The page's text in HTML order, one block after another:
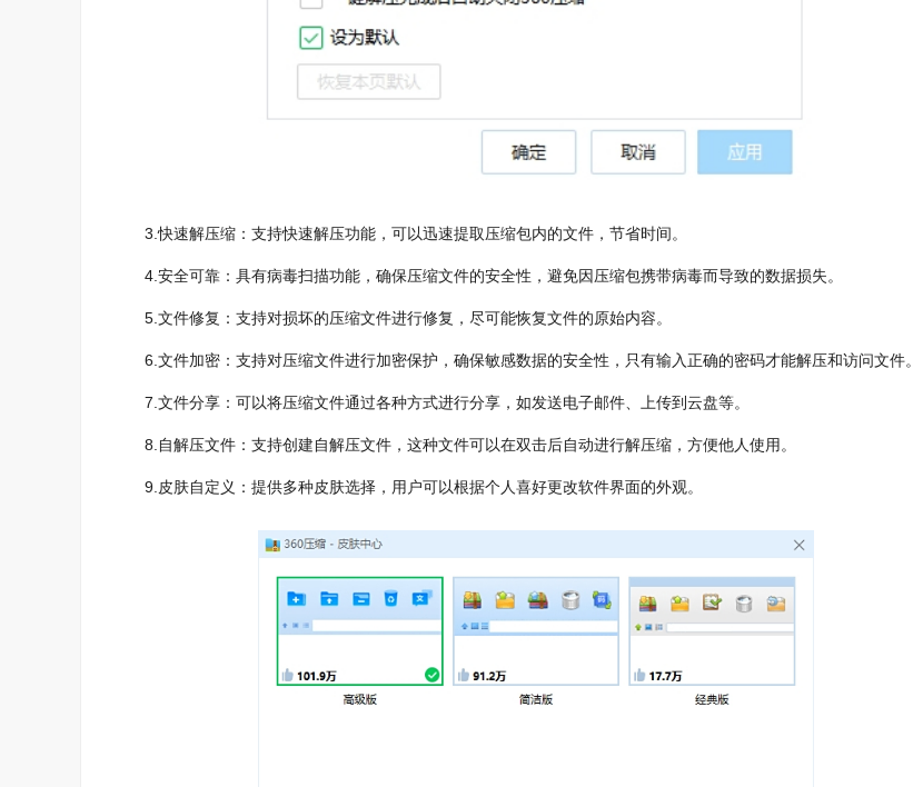
3.快速解压缩：支持快速解压功能，可以迅速提取压缩包内的文件，节省时间。
4.安全可靠：具有病毒扫描功能，确保压缩文件的安全性，避免因压缩包携带病毒而导致的数据损失。
5.文件修复：支持对损坏的压缩文件进行修复，尽可能恢复文件的原始内容。
6.文件加密：支持对压缩文件进行加密保护，确保敏感数据的安全性，只有输入正确的密码才能解压和访问文件。
7.文件分享：可以将压缩文件通过各种方式进行分享，如发送电子邮件、上传到云盘等。
8.自解压文件：支持创建自解压文件，这种文件可以在双击后自动进行解压缩，方便他人使用。
9.皮肤自定义：提供多种皮肤选择，用户可以根据个人喜好更改软件界面的外观。